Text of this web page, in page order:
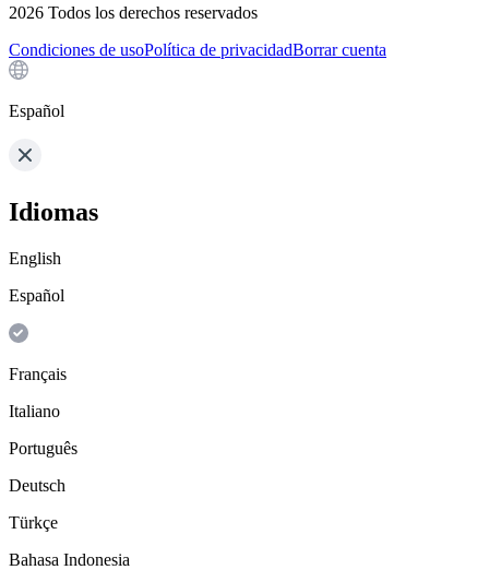
2026 Todos los derechos reservados
Condiciones de usoPolítica de privacidadBorrar cuenta
Español
Idiomas
English
Español
Français
Italiano
Português
Deutsch
Türkçe
Bahasa Indonesia